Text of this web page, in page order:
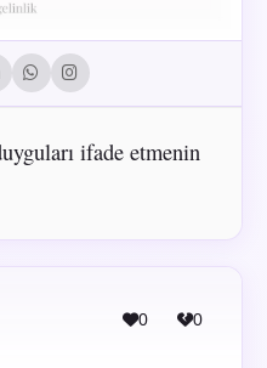
ifade etmenin
0 0